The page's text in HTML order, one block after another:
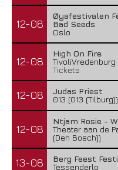
12-08
Øyafestivalen
Bad Seeds
Oslo
12-08
High On Fire
Tickets
12-08
Judas Priest
013 (013 (Tilburg))
12-08
Ntjam Rosie -
Theater aan de
(Den Bosch))
13-08
Berg Feest
Tessenderlo